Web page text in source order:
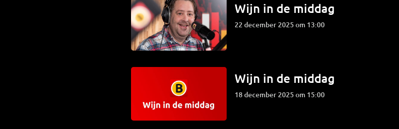
Wijn in de middag
22 december 2025 om 13:00
Wijn in de middag
18 december 2025 om 15:00